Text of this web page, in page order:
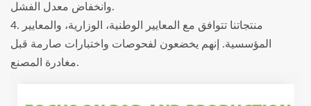
وانخفاض معدل الفشل.
4. منتجاتنا تتوافق مع المعايير الوطنية، الوزارية، والمعايير
المؤسسية. إنهم يخضعون لفحوصات واختبارات صارمة قبل
مغادرة المصنع.